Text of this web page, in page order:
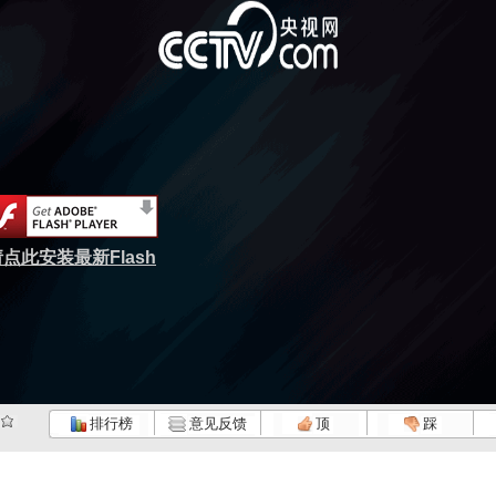
点此安装最新Flash
排行榜 意见反馈 顶 踩